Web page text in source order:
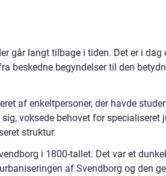
går langt tilbage i tiden. Det er i
beskedne begyndelser til den
af enkeltpersoner, der havde
voksede behovet for specialiseret
struktur.
i 1800-tallet. Det var et
af Svendborg og den